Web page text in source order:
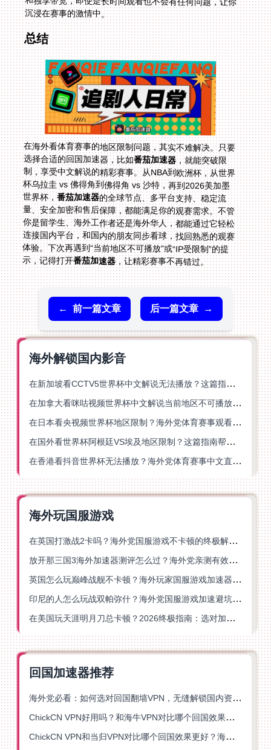
沉浸在赛事的激情中。
总结
在海外看体育赛事的地区限制问题，其实不难解决。只要
选择合适的回国加速器，比如番茄加速器，就能突破限
制，享受中文解说的精彩赛事。从NBA到欧洲杯，从世界
杯乌拉圭 vs 佛得角到佛得角 vs 沙特，再到2026美加墨
世界杯，番茄加速器的全球节点、多平台支持、稳定流
量、安全加密和售后保障，都能满足你的观赛需求。不管
你是留学生、海外工作者还是海外华人，都能通过它轻松
连接国内平台，和国内的朋友同步看球，找回熟悉的观赛
体验。下次再遇到“当前地区不可播放”或“IP受限制”的提
示，记得打开番茄加速器，让精彩赛事不再错过。
← 前一篇文章 后一篇文章 →
海外解锁国内影音
在新加坡看CCTV5世界杯中文解说无法播放？这篇指南帮你解锁海外体育直播自由
在加拿大看咪咕视频世界杯中文解说当前地区不可播放？这篇指南帮你一键解决
在日本看央视频世界杯地区限制？海外党体育赛事观看终极指南
在国外看世界杯阿根廷VS埃及地区限制？这篇指南帮你搞定中文直播+解说
在香港看抖音世界杯无法播放？海外党体育赛事中文直播终极指南
海外玩国服游戏
在英国打激战2卡吗？海外党国服游戏不卡顿的终极解决方案
放开那三国3海外加速器测评怎么过？海外党亲测有效的国服游戏加速指南
英国怎么玩巅峰战舰不卡顿？海外玩家国服游戏加速器终极指南
印尼的人怎么玩战双帕弥什？海外党国服游戏加速避坑指南
在美国玩天涯明月刀总卡顿？2026终极指南：选对加速器让你丝滑连招
回国加速器推荐
海外党必看：如何选对回国翻墙VPN，无缝解锁国内资源？
ChickCN VPN好用吗？和海牛VPN对比哪个回国效果更好？
ChickCN VPN和当归VPN对比哪个回国效果更好？海外党亲测后选了它